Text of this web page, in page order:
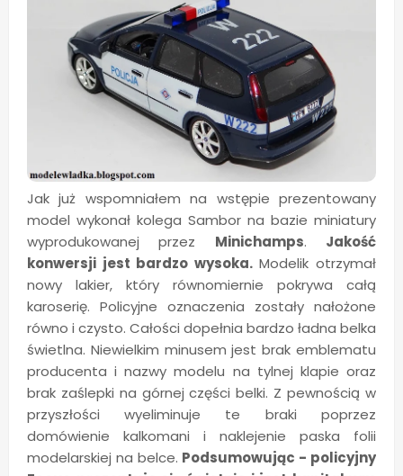
Jak już wspomniałem na wstępie prezentowany
model wykonał kolega Sambor na bazie miniatury
wyprodukowanej przez Minichamps. Jakość
konwersji jest bardzo wysoka.Modelik otrzymał
nowy lakier, który równomiernie pokrywa całą
karoserię. Policyjne oznaczenia zostały nałożone
równo i czysto. Całości dopełnia bardzo ładna belka
świetlna. Niewielkim minusem jest brak emblematu
producenta i nazwy modelu na tylnej klapie oraz
brak zaślepki na górnej części belki. Z pewnością w
przyszłości wyeliminuje te braki poprzez
domówienie kalkomani i naklejenie paska folii
modelarskiej na belce. Podsumowując - policyjny